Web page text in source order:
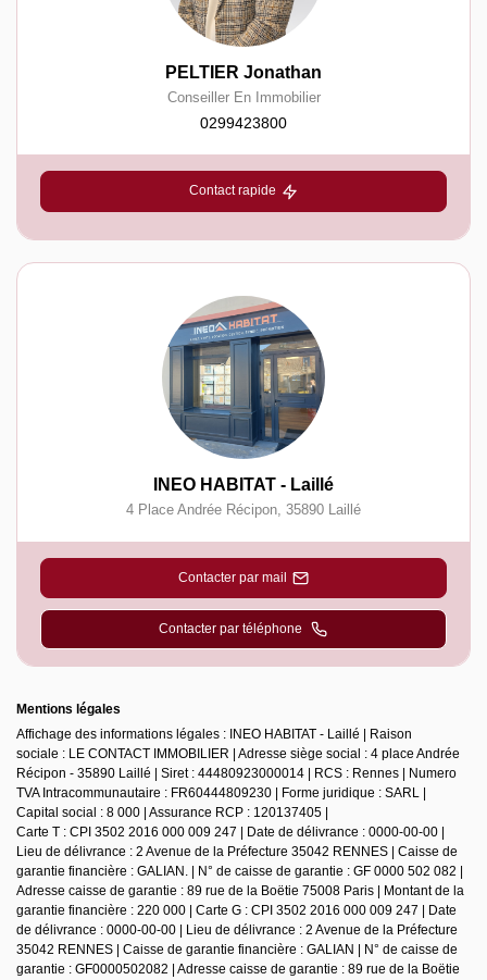
PELTIER Jonathan
Conseiller En Immobilier
0299423800
Contact rapide
INEO HABITAT - Laillé
4 Place Andrée Récipon 35890 Laillé
Contacter par mail
Contacter par téléphone
Mentions légales
Affichage des informations légales : INEO HABITAT - Laillé | Raison
sociale : LE CONTACT IMMOBILIER | Adresse siège social : 4 place Andrée
Récipon - 35890 Laillé | Siret : 44480923000014 | RCS : Rennes | Numero
TVA Intracommunautaire : FR60444809230 | Forme juridique : SARL |
Capital social : 8 000 | Assurance RCP : 120137405 |
Carte T : CPI 3502 2016 000 009 247 | Date de délivrance : 0000-00-00 |
Lieu de délivrance : 2 Avenue de la Préfecture 35042 RENNES | Caisse de
garantie financière : GALIAN. | N° de caisse de garantie : GF 0000 502 082 |
Adresse caisse de garantie : 89 rue de la Boëtie 75008 Paris | Montant de la
garantie financière : 220 000 | Carte G : CPI 3502 2016 000 009 247 | Date
de délivrance : 0000-00-00 | Lieu de délivrance : 2 Avenue de la Préfecture
35042 RENNES | Caisse de garantie financière : GALIAN | N° de caisse de
garantie : GF0000502082 | Adresse caisse de garantie : 89 rue de la Boëtie